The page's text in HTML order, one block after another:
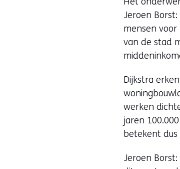
Jeroen
mensen
van de stad
Dijkstra
werken
jaren
betekent dus
Jeroen